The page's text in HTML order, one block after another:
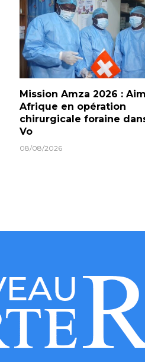
Mission Amza 2026 :
Afrique en opération
chirurgicale foraine
Vo
08/08/2026